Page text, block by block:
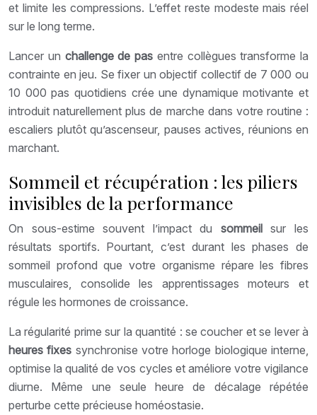
et limite les compressions. L’effet reste modeste mais réel
sur le long terme.
Lancer un challenge de pas entre collègues transforme la
contrainte en jeu. Se fixer un objectif collectif de 7 000 ou
10 000 pas quotidiens crée une dynamique motivante et
introduit naturellement plus de marche dans votre routine :
escaliers plutôt qu’ascenseur, pauses actives, réunions en
marchant.
Sommeil et récupération : les piliers
invisibles de la performance
On sous-estime souvent l’impact du sommeilsur les
résultats sportifs. Pourtant, c’est durant les phases de
sommeil profond que votre organisme répare les fibres
musculaires, consolide les apprentissages moteurs et
régule les hormones de croissance.
La régularité prime sur la quantité : se coucher et se lever à
heures fixes synchronise votre horloge biologique interne,
optimise la qualité de vos cycles et améliore votre vigilance
diurne. Même une seule heure de décalage répétée
perturbe cette précieuse homéostasie.